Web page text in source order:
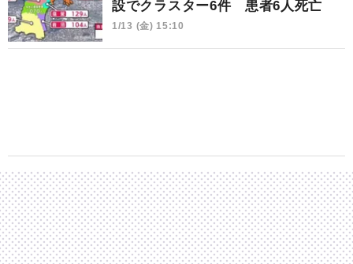
設でクラスター6件 患者6人死亡
1/13 (金) 15:10